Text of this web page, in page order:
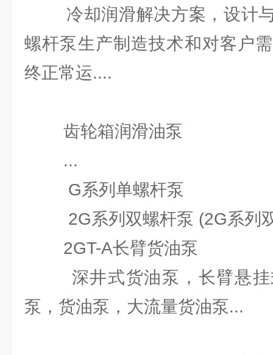
冷却润滑解决方案，设计与
螺杆泵生产制造技术和对客户
终正常运....
齿轮箱润滑油泵
...
G系列单螺杆泵
2G系列双螺杆泵 (2G系列
2GT-A长臂货油泵
深井式货油泵，长臂悬挂
泵，货油泵，大流量货油泵...